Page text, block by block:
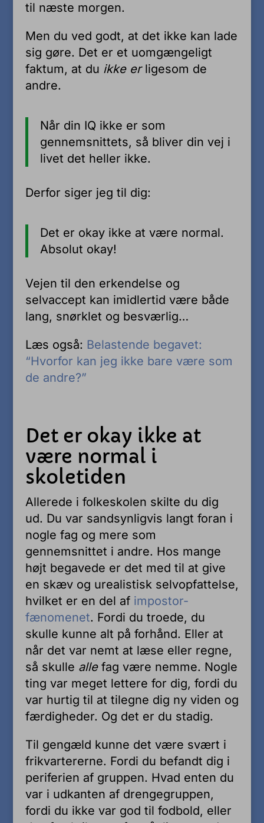
til næste morgen.
Men du ved godt, at det ikke kan lade
sig gøre. Det er et uomgængeligt
faktum, at du ikke erligesom de
andre.
Når din IQ ikke er som
gennemsnittets, så bliver din vej i
livet det heller ikke.
Derfor siger jeg til dig:
Det er okay ikke at være normal.
Absolut okay!
Vejen til den erkendelse og
selvaccept kan imidlertid være både
lang, snørklet og besværlig…
Læs også: Belastende begavet:
“Hvorfor kan jeg ikke bare være som
de andre?”
Det er okay ikke at
være normal i
skoletiden
Allerede i folkeskolen skilte du dig
ud. Du var sandsynligvis langt foran i
nogle fag og mere som
gennemsnittet i andre. Hos mange
højt begavede er det med til at give
en skæv og urealistisk selvopfattelse,
hvilket er en del af impostor-
fænomenet. Fordi du troede, du
skulle kunne alt på forhånd. Eller at
når det var nemt at læse eller regne,
så skulle allefag være nemme. Nogle
ting var meget lettere for dig, fordi du
var hurtig til at tilegne dig ny viden og
færdigheder. Og det er du stadig.
Til gengæld kunne det være svært i
frikvartererne. Fordi du befandt dig i
periferien af gruppen. Hvad enten du
var i udkanten af drengegruppen,
fordi du ikke var god til fodbold, eller